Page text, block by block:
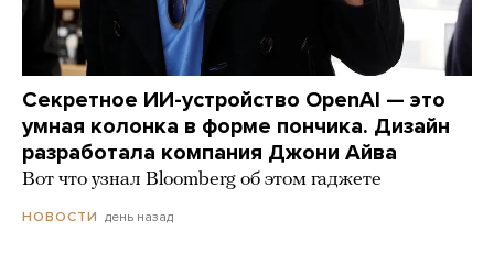
Секретное ИИ-устройство OpenAI — это
умная колонка в форме пончика. Дизайн
разработала компания Джони Айва
Вот что узнал Bloomberg об этом гаджете
НОВОСТИ день назад